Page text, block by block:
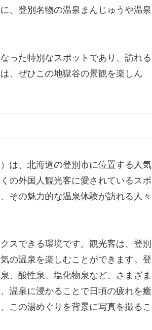
、登別名物の温泉まんじゅうや温泉
った特別なスポットであり、訪れる
、ぜひこの地獄谷の景観を楽しん
は、北海道の登別市に位置する人気
の外国人観光客に愛されているスポ
その魅力的な温泉体験が訪れる人々
スできる環境です。観光客は、登別
の温泉を楽しむことができます。登
、酸性泉、塩化物泉など、さまざま
温泉に浸かることで日頃の疲れを癒
この湯めぐりを背景に写真を撮るこ